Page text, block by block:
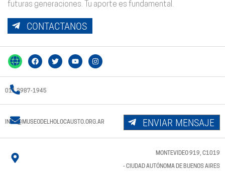
futuras generaciones. Tu aporte es fundamental.
CONTACTANOS
011 3987-1945
INFO@MUSEODELHOLOCAUSTO.ORG.AR ENVIAR MENSAJE
MONTEVIDEO 919, C1019
- CIUDAD AUTÓNOMA DE BUENOS AIRES